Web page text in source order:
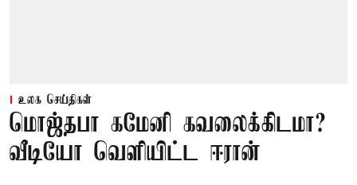
உலக செய்திகள்
மொஜ்தபா கமேனி கவலைக்கிடமா?
வீடியோ வெளியிட்ட ஈரான்